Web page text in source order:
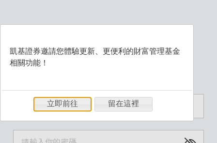
凱基證券邀請您體驗更新、更便利的財富管理基金
相關功能！
立即前往 留在這裡